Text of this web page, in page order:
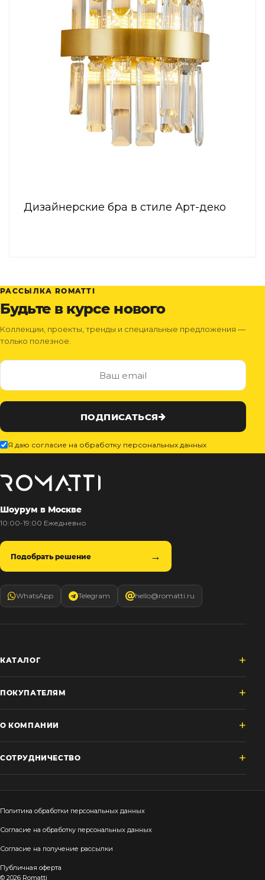
Дизайнерские бра в стиле Арт-деко
РАССЫЛКА ROMATTI
Будьте в курсе нового
Коллекции, проекты, тренды и специальные предложения —
только полезное.
ПОДПИСАТЬСЯ
Я даю согласие на обработку персональных данных
Шоурум в Москве
10:00-19:00 Ежедневно
Подобрать решение
WhatsApp Telegram hello@romatti.ru
КАТАЛОГ
ПОКУПАТЕЛЯМ
О КОМПАНИИ
СОТРУДНИЧЕСТВО
Политика обработки персональных данных
Согласие на обработку персональных данных
Согласие на получение рассылки
Публичная оферта
© 2026 Romatti